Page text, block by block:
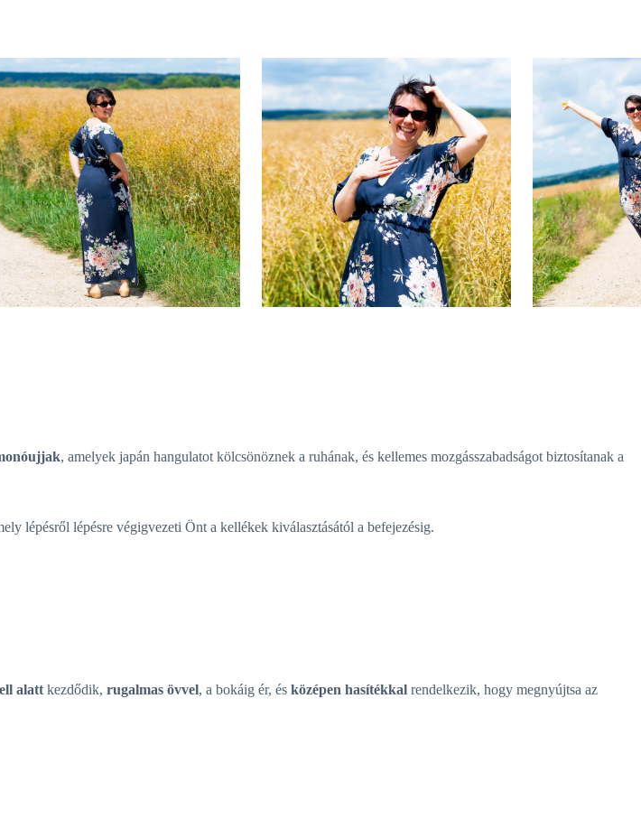
, amelyek japán hangulatot kölcsönöznek a ruhának, és kellemes mozgásszabadságot biztosítanak a
lépésről lépésre végigvezeti Önt a kellékek kiválasztásától a befejezésig.
alatt kezdődik, rugalmas övvel, a bokáig ér, és középen hasítékkal rendelkezik, hogy megnyújtsa az